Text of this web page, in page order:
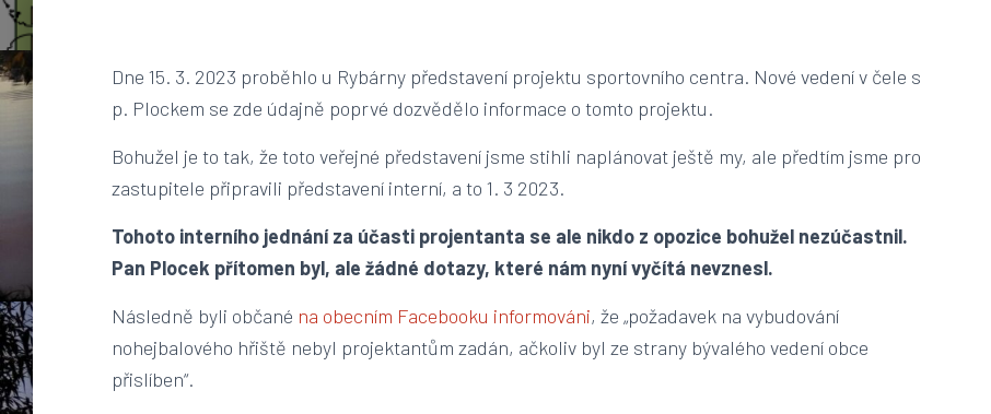
Dne 15. 3. 2023 proběhlo u Rybárny představení projektu sportovního centra. Nové vedení v čele s
p. Plockem se zde údajně poprvé dozvědělo informace o tomto projektu.
Bohužel je to tak, že toto veřejné představení jsme stihli naplánovat ještě my, ale předtím jsme pro
zastupitele připravili představení interní, a to 1. 3 2023.
Tohoto interního jednání za účasti projentanta se ale nikdo z opozice bohužel nezúčastnil.
Pan Plocek přítomen byl, ale žádné dotazy, které nám nyní vyčítá nevznesl.
Následně byli občané na obecním Facebooku informováni, že „požadavek na vybudování
nohejbalového hřiště nebyl projektantům zadán, ačkoliv byl ze strany bývalého vedení obce
přislíben“.